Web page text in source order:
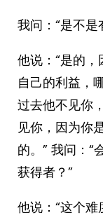
我问：“是不
他说：“是的
自己的利益，
过去他不见你
见你，因为你
的。” 我问：“
获得者？”
他说：“这个难